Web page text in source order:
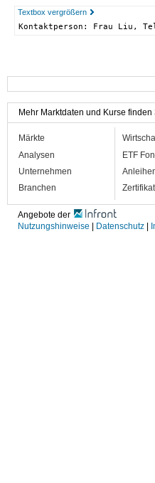
Kontaktperson: Frau Liu,
Textbox vergrößern
Mehr Marktdaten und Kurse finden
Märkte
Analysen
Unternehmen
Branchen
ETF
Angebote der
Nutzungshinweise | Datenschutz |